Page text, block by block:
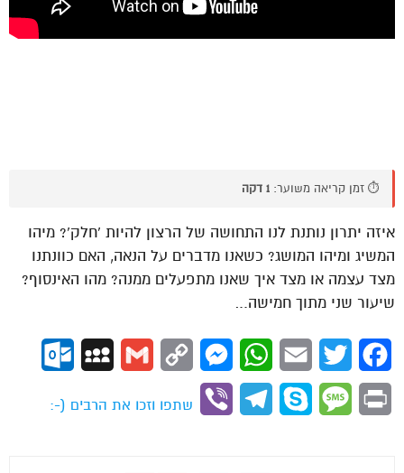
⏱️ זמן קריאה משוער: 1 דקה
איזה יתרון נותנת לנו התחושה של הרצון להיות ‘חלק’? מיהו
המשיג ומיהו המושג? כשאנו מדברים על הנאה, האם כוונתנו
מצד עצמה או מצד איך שאנו מתפעלים ממנה? מהו האינסוף?
שיעור שני מתוך חמישה…
Facebook
Twitter
Email
WhatsApp
Messenger
Copy
Gmail
MySpace
Print
Message
Skype
Telegram
Viber
שתפו וזכו את הרבים (-: